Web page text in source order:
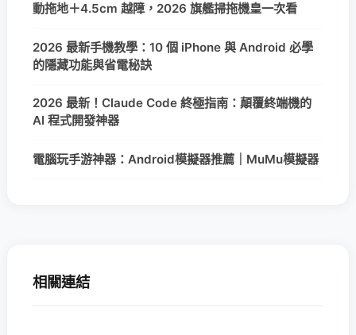
動拖地＋4.5cm 越障，2026 旗艦掃拖機皇一次看
2026 最新手機教學：10 個 iPhone 與 Android 必學
的隱藏功能與省電秘訣
2026 最新！Claude Code 終極指南：顛覆終端機的
AI 程式開發神器
電腦玩手游神器：Android模擬器推薦｜MuMu模擬器
相關連結